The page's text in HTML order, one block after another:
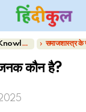
समाजशास्त्र के जनक
कौन है?